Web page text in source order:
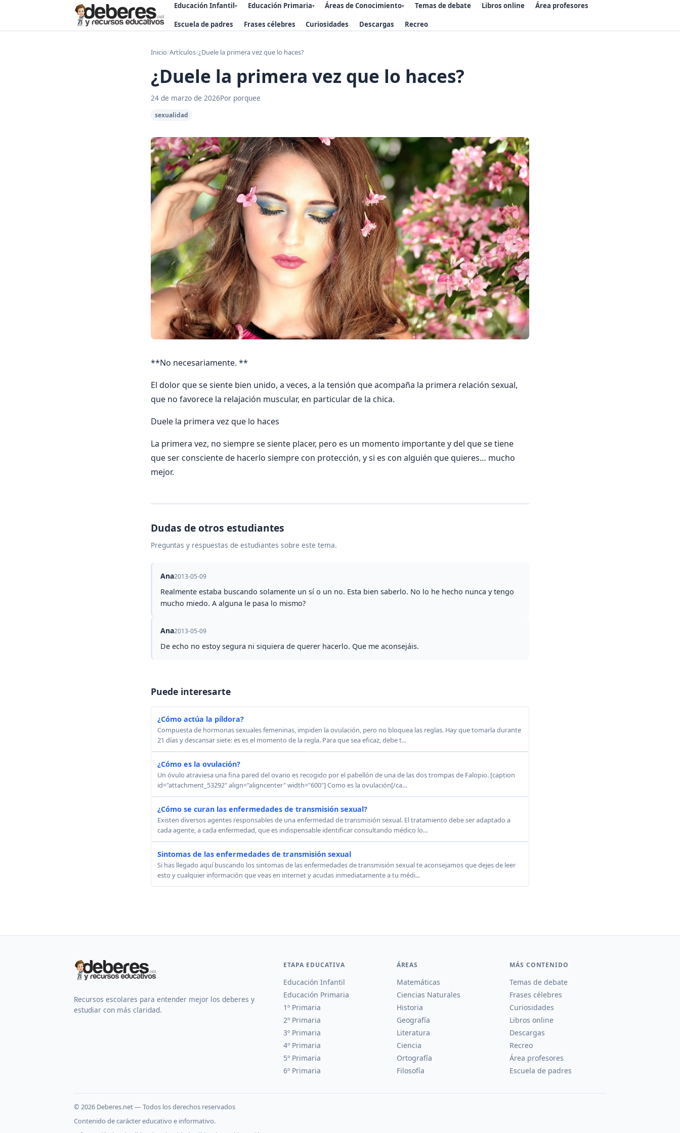
Educación Infantil▾ Educación Primaria▾ Áreas de Conocimiento▾ Temas de debate Libros online Área profesores
Escuela de padres Frases célebres Curiosidades Descargas Recreo
Inicio/Artículos/¿Duele la primera vez que lo haces?
¿Duele la primera vez que lo haces?
24 de marzo de 2026Por porquee
sexualidad
**No necesariamente. **
El dolor que se siente bien unido, a veces, a la tensión que acompaña la primera relación sexual,
que no favorece la relajación muscular, en particular de la chica.
Duele la primera vez que lo haces
La primera vez, no siempre se siente placer, pero es un momento importante y del que se tiene
que ser consciente de hacerlo siempre con protección, y si es con alguién que quieres… mucho
mejor.
Dudas de otros estudiantes
Preguntas y respuestas de estudiantes sobre este tema.
Ana2013-05-09
Realmente estaba buscando solamente un sí o un no. Esta bien saberlo. No lo he hecho nunca y tengo
mucho miedo. A alguna le pasa lo mismo?
Ana2013-05-09
De echo no estoy segura ni siquiera de querer hacerlo. Que me aconsejáis.
Puede interesarte
¿Cómo actúa la píldora?
Compuesta de hormonas sexuales femeninas, impiden la ovulación, pero no bloquea las reglas. Hay que tomarla durante
21 días y descansar siete: es es el momento de la regla. Para que sea eficaz, debe t...
¿Cómo es la ovulación?
Un óvulo atraviesa una fina pared del ovario es recogido por el pabellón de una de las dos trompas de Falopio. [caption
id="attachment_53292" align="aligncenter" width="600"] Como es la ovulación[/ca...
¿Cómo se curan las enfermedades de transmisión sexual?
Existen diversos agentes responsables de una enfermedad de transmisión sexual. El tratamiento debe ser adaptado a
cada agente, a cada enfermedad, que es indispensable identificar consultando médico lo...
Sintomas de las enfermedades de transmisión sexual
Si has llegado aquí buscando los sintomas de las enfermedades de transmisión sexual te aconsejamos que dejes de leer
esto y cualquier información que veas en internet y acudas inmediatamente a tu médi...
Recursos escolares para entender mejor los deberes y
estudiar con más claridad.
ETAPA EDUCATIVA
Educación Infantil
Educación Primaria
1º Primaria
2º Primaria
3º Primaria
4º Primaria
5º Primaria
6º Primaria
ÁREAS
Matemáticas
Ciencias Naturales
Historia
Geografía
Literatura
Ciencia
Ortografía
Filosofía
MÁS CONTENIDO
Temas de debate
Frases célebres
Curiosidades
Libros online
Descargas
Recreo
Área profesores
Escuela de padres
© 2026 Deberes.net — Todos los derechos reservados
Contenido de carácter educativo e informativo.